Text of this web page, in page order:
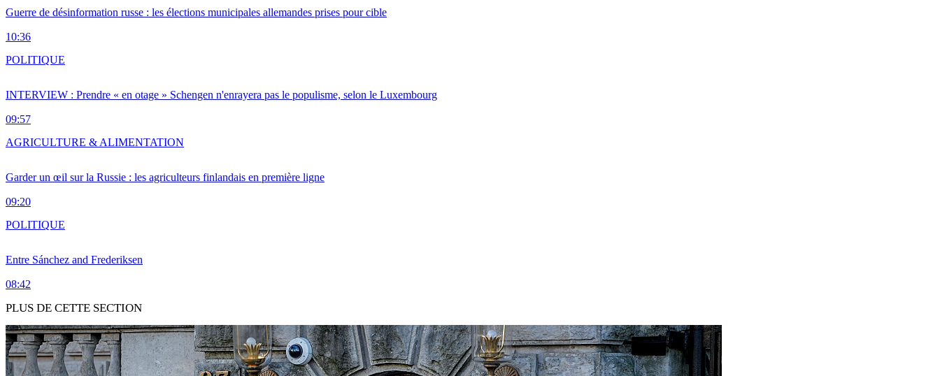
Guerre de désinformation russe : les élections municipales allemandes prises pour cible
10:36
INTERVIEW : Prendre « en otage » Schengen n'enrayera pas le populisme, selon le Luxembourg
09:57
POLITIQUE
Garder un œil sur la Russie : les agriculteurs finlandais en première ligne
09:20
AGRICULTURE & ALIMENTATION
Entre Sánchez and Frederiksen
08:42
POLITIQUE
PLUS DE CETTE SECTION